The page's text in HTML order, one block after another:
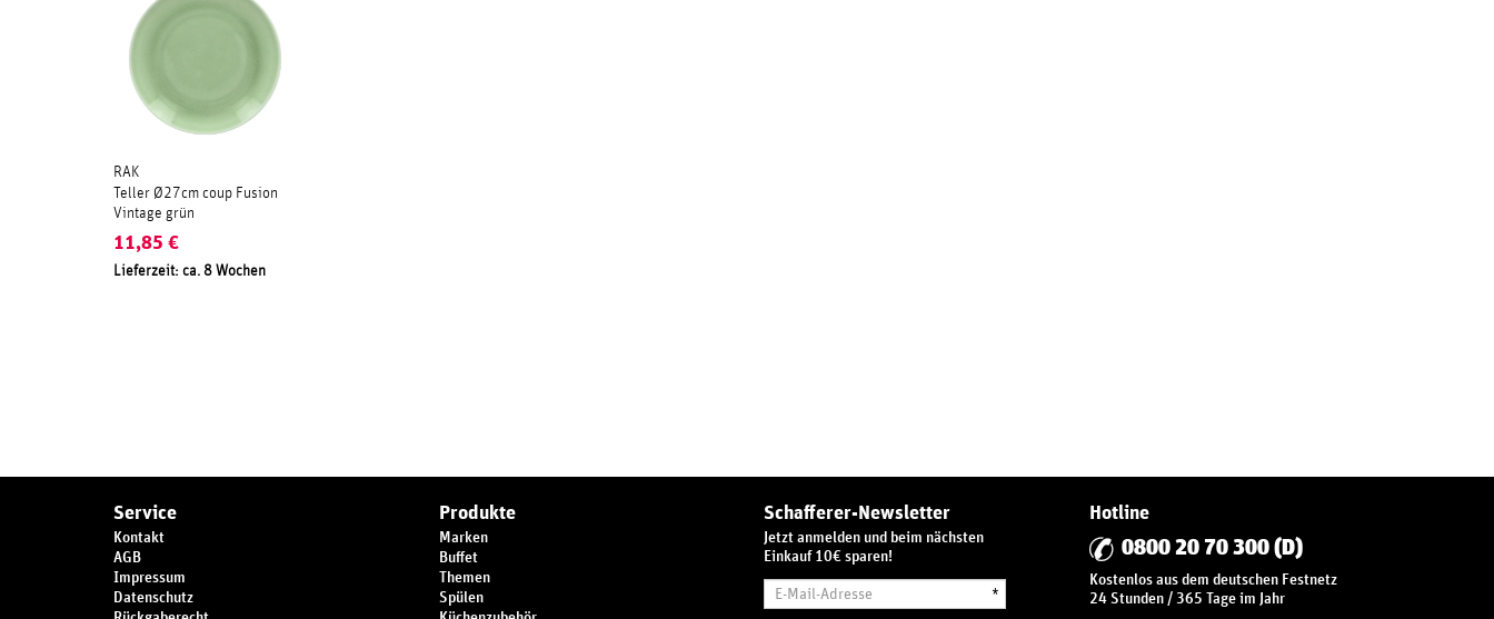
RAK
Teller Ø27cm coup Fusion
Vintage grün
11,85 €
Lieferzeit: ca. 8 Wochen
Service
Kontakt
AGB
Impressum
Datenschutz
Produkte
Marken
Buffet
Themen
Spülen
Schafferer-Newsletter
Jetzt anmelden und beim nächsten
Einkauf 10€ sparen!
Mail-
*
Hotline
0800 20 70 300 (D)
Kostenlos aus dem deutschen Festnetz
24 Stunden / 365 Tage im Jahr